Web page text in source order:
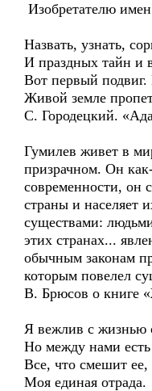
Изобретателю
Назвать, узнать,
И праздных тайн и
Вот первый
Живой земле
С. Городецкий.
Гумилев живет в
призрачном. Он
современности, он
страны и населяет
существами:
этих странах...
обычным законам
которым повелел
В. Брюсов о книге
Я вежлив с жизнью
Но между нами есть
Все, что смешит
Моя единая отрада.